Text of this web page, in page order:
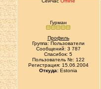
Гурман
Профиль
Группа: Пользователи
Сообщений: 3 787
Спасибок: 5
Пользователь №: 122
Регистрация: 15.06.2004
Откуда: Estonia